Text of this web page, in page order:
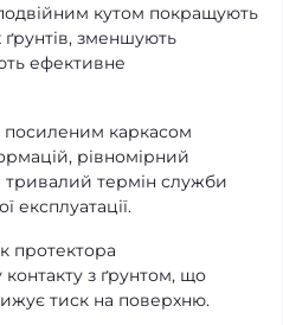
кутом покращують
ґрунтів, зменшують
ефективне
посиленим каркасом
рівномірний
тривалий термін служби
експлуатації.
протектора
з ґрунтом, що
тиск на поверхню.